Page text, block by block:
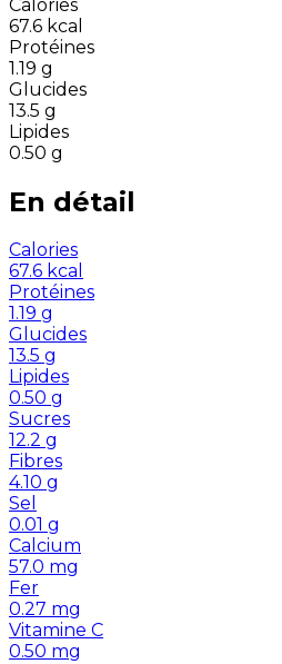
Calories
67.6 kcal
Protéines
1.19 g
Glucides
13.5 g
Lipides
0.50 g
En détail
Calories
67.6 kcal
Protéines
1.19 g
Glucides
13.5 g
Lipides
0.50 g
Sucres
12.2 g
Fibres
4.10 g
Sel
0.01 g
Calcium
57.0 mg
Fer
0.27 mg
Vitamine C
0.50 mg